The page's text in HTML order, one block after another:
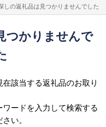
しの返礼品は見つかりませんでした
つかりませんで
該当する返礼品のお取り
ードを入力して検索する
い。